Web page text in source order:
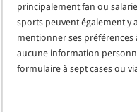
principalement fan ou
sports peuvent également y
mentionner ses préférences
aucune information
formulaire à sept cases ou